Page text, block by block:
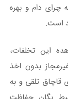
چرای دام و بهره
است.
این تخلفات،
بدون اخذ
قاچاق تلقی و به